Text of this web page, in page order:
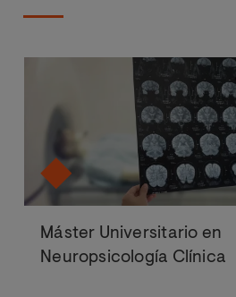
Máster Universitario en
Neuropsicología Clínica